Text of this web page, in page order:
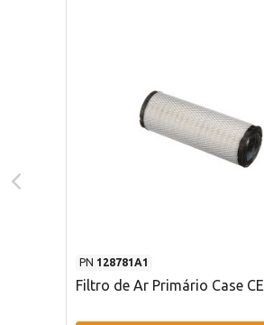
PN 128781A1
Filtro de Ar Primário Case CE